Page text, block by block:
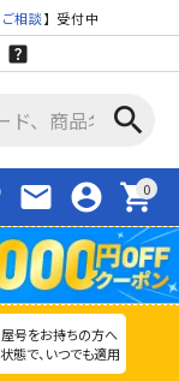
相談】受付中
search
mail account_circle shopping_cart
屋号をお持ちの方へ
態で、いつでも適用